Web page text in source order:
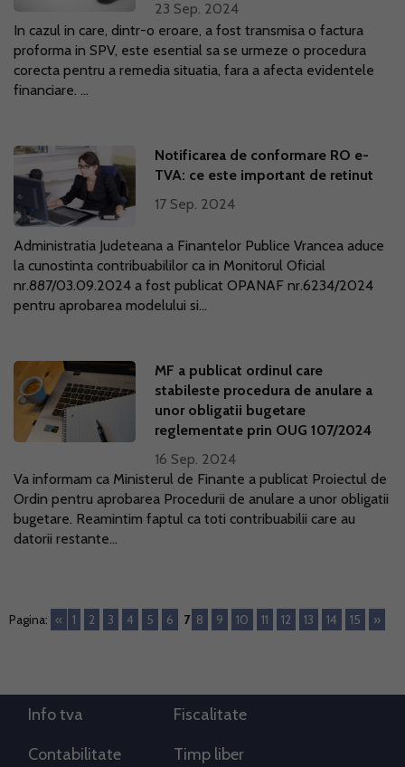
23 Sep. 2024
In cazul in care, dintr-o eroare, a fost transmisa o factura
proforma in SPV, este esential sa se urmeze o procedura
corecta pentru a remedia situatia, fara a afecta evidentele
financiare. ...
Notificarea de conformare RO e-
TVA: ce este important de retinut
17 Sep. 2024
Administratia Judeteana a Finantelor Publice Vrancea aduce
la cunostinta contribuabililor ca in Monitorul Oficial
nr.887/03.09.2024 a fost publicat OPANAF nr.6234/2024
pentru aprobarea modelului si...
MF a publicat ordinul care
stabileste procedura de anulare a
unor obligatii bugetare
reglementate prin OUG 107/2024
16 Sep. 2024
Va informam ca Ministerul de Finante a publicat Proiectul de
Ordin pentru aprobarea Procedurii de anulare a unor obligatii
bugetare. Reamintim faptul ca toti contribuabilii care au
datorii restante...
Pagina: « 1 2 3 4 5 6 7 8 9 10 11 12 13 14 15 »
Info tva Fiscalitate
Contabilitate Timp liber